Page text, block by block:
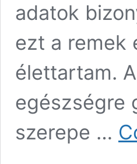
adatok
ezt a remek
élettartam.
egészségre
szerepe …